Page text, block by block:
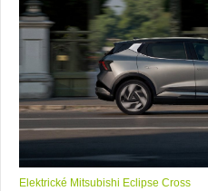
Elektrické Mitsubishi Eclipse Cross